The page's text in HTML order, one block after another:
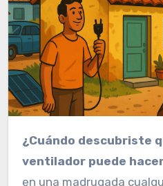
¿Cuándo descubriste que una noche sin
ventilador puede
en una madrugada